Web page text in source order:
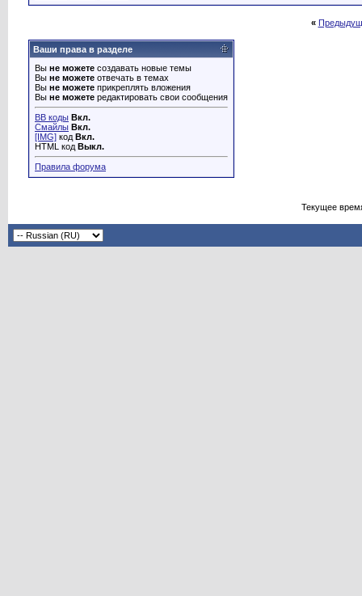
«
Ваши права в разделе
Вы не можете создавать новые темы
Вы не можете отвечать в темах
Вы не можете прикреплять вложения
Вы не можете редактировать свои сообщения
BB коды Вкл.
Смайлы Вкл.
[IMG] код Вкл.
HTML код Выкл.
Правила форума
Текущее